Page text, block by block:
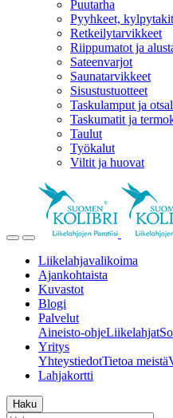
Puutarha
Pyyhkeet,
Retkeilytarvikkeet
Riippumatot ja
Sateenvarjot
Saunatarvikkeet
Sisustustuotteet
Taskulamput ja
Taskumatit ja
Taulut
Työkalut
Viltit ja huovat
Liikelahjavalikoima
Ajankohtaista
Kuvastot
Blogi
Palvelut
Aineisto-ohjeLiikelahjat
Yritys
YhteystiedotTietoa meistä
Lahjakortti
Haku